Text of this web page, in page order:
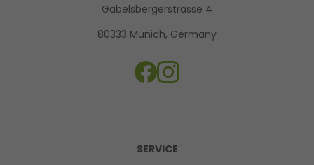
Gabelsbergerstrasse 4
80333 Munich, Germany
SERVICE